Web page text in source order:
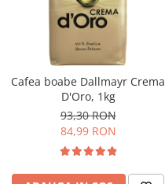
Cafea boabe Dallmayr Crema
D'Oro, 1kg
93,30 RON
84,99 RON